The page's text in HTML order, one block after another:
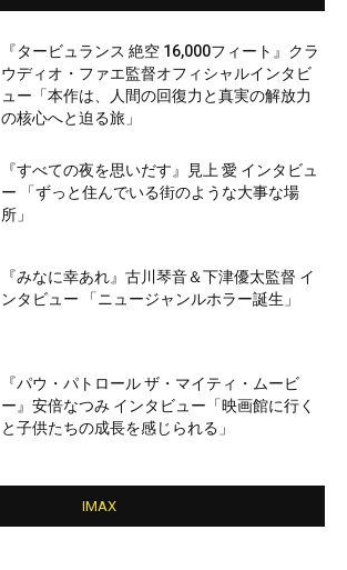
『タービュランス 絶空 16,000フィート』クラ
ウディオ・ファエ監督オフィシャルインタビ
ュー「本作は、人間の回復力と真実の解放力
の核心へと迫る旅」
『すべての夜を思いだす』見上 愛 インタビュ
ー 「ずっと住んでいる街のような大事な場
所」
『みなに幸あれ』古川琴音＆下津優太監督 イ
ンタビュー 「ニュージャンルホラー誕生」
『パウ・パトロール ザ・マイティ・ムービ
ー』安倍なつみ インタビュー「映画館に行く
と子供たちの成長を感じられる」
IMAX